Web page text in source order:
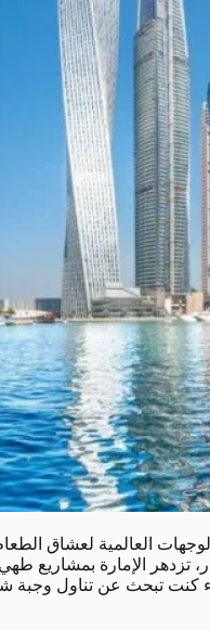
العالمية لعشاق
سواء كنت تبحث عن تناول